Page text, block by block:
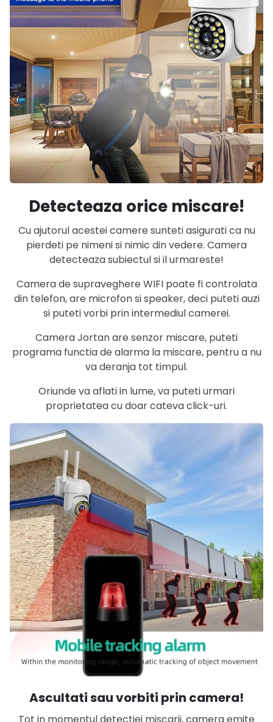
Detecteaza orice miscare!
Cu ajutorul acestei camere sunteti asigurati ca nu
pierdeti pe nimeni si nimic din vedere. Camera
detecteaza subiectul si il urmareste!
Camera de supraveghere WIFI poate fi controlata
din telefon, are microfon si speaker, deci puteti auzi
si puteti vorbi prin intermediul camerei.
Camera Jortan are senzor miscare, puteti
programa functia de alarma la miscare, pentru a nu
va deranja tot timpul.
Oriunde va aflati in lume, va puteti urmari
proprietatea cu doar cateva click-uri.
Ascultati sau vorbiti prin camera!
Tot in momentul detectiei miscarii, camera emite